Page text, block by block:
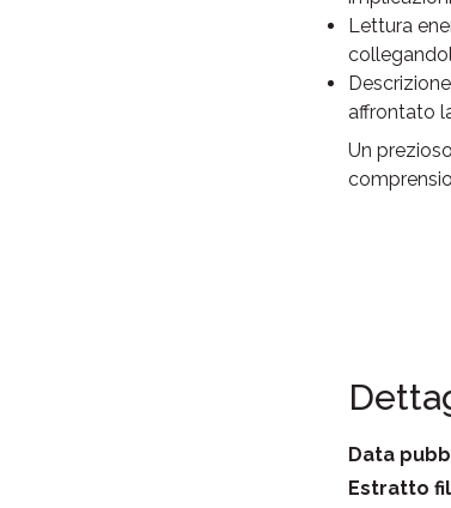
Lettura
affrontato
Un
Data
Estratto